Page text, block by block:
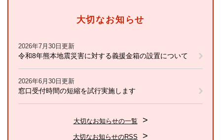
大切なお知らせ
2026年7月30日更新
令和8年熊本地震災害に対する義援金箱の設置について
2026年6月30日更新
窓口受付時間の短縮を試行実施します
大切なお知らせの一覧
大切なお知らせのRSS